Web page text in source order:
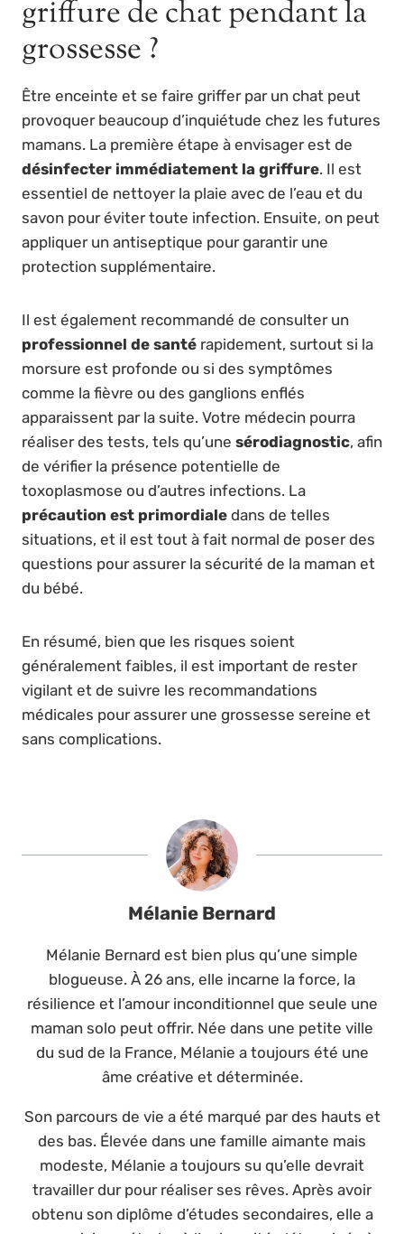
griffure de chat pendant la
grossesse ?
Être enceinte et se faire griffer par un chat peut
provoquer beaucoup d’inquiétude chez les futures
mamans. La première étape à envisager est de
désinfecter immédiatement la griffure. Il est
essentiel de nettoyer la plaie avec de l’eau et du
savon pour éviter toute infection. Ensuite, on peut
appliquer un antiseptique pour garantir une
protection supplémentaire.
Il est également recommandé de consulter un
professionnel de santé rapidement, surtout si la
morsure est profonde ou si des symptômes
comme la fièvre ou des ganglions enflés
apparaissent par la suite. Votre médecin pourra
réaliser des tests, tels qu’une sérodiagnostic, afin
de vérifier la présence potentielle de
toxoplasmose ou d’autres infections. La
précaution est primordiale dans de telles
situations, et il est tout à fait normal de poser des
questions pour assurer la sécurité de la maman et
du bébé.
En résumé, bien que les risques soient
généralement faibles, il est important de rester
vigilant et de suivre les recommandations
médicales pour assurer une grossesse sereine et
sans complications.
Mélanie Bernard
Mélanie Bernard est bien plus qu’une simple
blogueuse. À 26 ans, elle incarne la force, la
résilience et l’amour inconditionnel que seule une
maman solo peut offrir. Née dans une petite ville
du sud de la France, Mélanie a toujours été une
âme créative et déterminée.
Son parcours de vie a été marqué par des hauts et
des bas. Élevée dans une famille aimante mais
modeste, Mélanie a toujours su qu’elle devrait
travailler dur pour réaliser ses rêves. Après avoir
obtenu son diplôme d’études secondaires, elle a